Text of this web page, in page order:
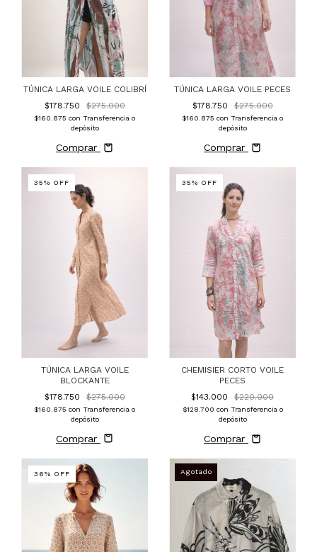
TÚNICA LARGA VOILE COLIBRÍ
$178.750
$275.000
$160.875 con Transferencia o
depósito
Comprar
TÚNICA LARGA VOILE PECES
$178.750
$275.000
$160.875 con Transferencia o
depósito
Comprar
35% OFF
TÚNICA LARGA VOILE
BLOCKANTE
$178.750
$275.000
$160.875 con Transferencia o
depósito
Comprar
35% OFF
CHEMISIER CORTO VOILE
PECES
$143.000
$220.000
$128.700 con Transferencia o
depósito
Comprar
36% OFF